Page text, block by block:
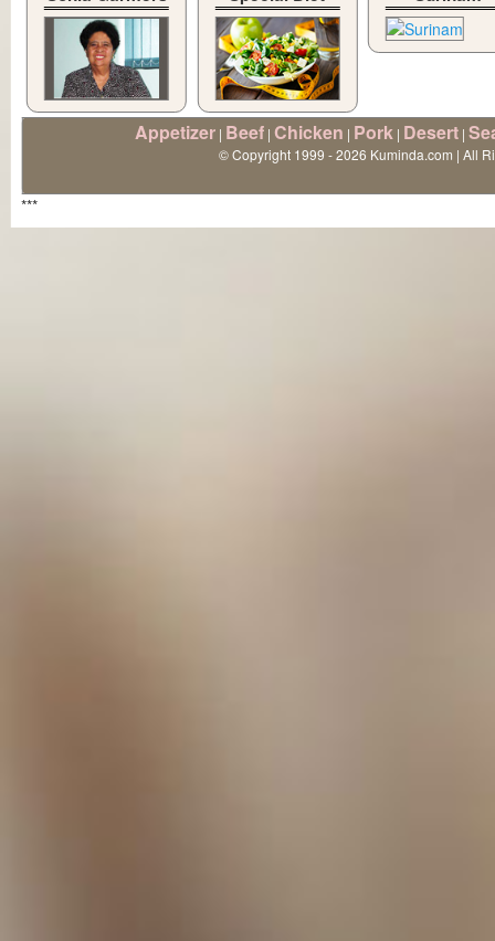
Appetizer | Beef | Chicken | Pork | Desert |
© Copyright 1999 - 2026 Kuminda.com | All
***